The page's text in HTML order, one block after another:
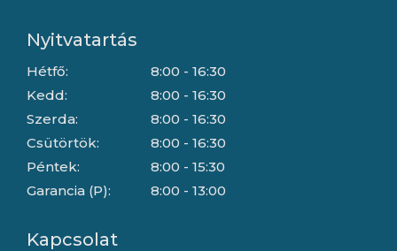
Nyitvatartás
Hétfő:
Kedd:
Szerda:
Csütörtök:
Péntek:
Garancia (P):
8:00 - 16:30
8:00 - 16:30
8:00 - 16:30
8:00 - 16:30
8:00 - 15:30
8:00 - 13:00
Kapcsolat